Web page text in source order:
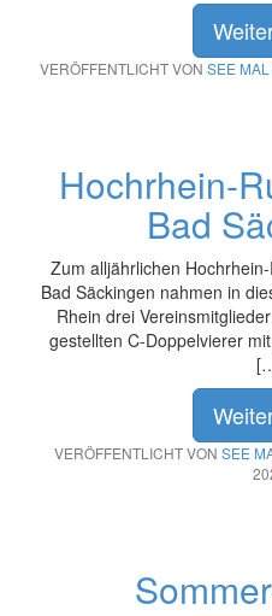
VERÖFFENTLICHT VON SEE
Hochrhein-
Bad
Zum alljährlichen
Bad Säckingen nahmen in
Rhein drei
gestellten C-Doppelvierer
VERÖFFENTLICHT VON SEE